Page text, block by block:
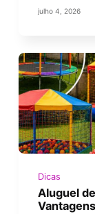
julho 4, 2026
Dicas
Aluguel